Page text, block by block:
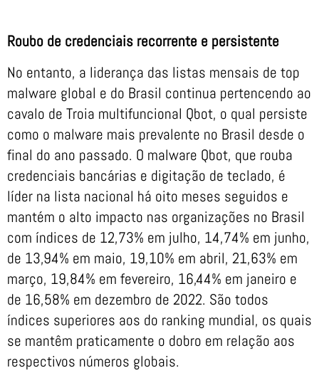
Roubo de credenciais recorrente e persistente
No entanto, a liderança das listas mensais de top
malware global e do Brasil continua pertencendo ao
cavalo de Troia multifuncional Qbot, o qual persiste
como o malware mais prevalente no Brasil desde o
final do ano passado. O malware Qbot, que rouba
credenciais bancárias e digitação de teclado, é
líder na lista nacional há oito meses seguidos e
mantém o alto impacto nas organizações no Brasil
com índices de 12,73% em julho, 14,74% em junho,
de 13,94% em maio, 19,10% em abril, 21,63% em
março, 19,84% em fevereiro, 16,44% em janeiro e
de 16,58% em dezembro de 2022. São todos
índices superiores aos do ranking mundial, os quais
se mantêm praticamente o dobro em relação aos
respectivos números globais.